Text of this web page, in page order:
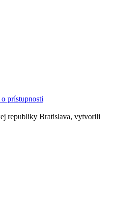
prístupnosti
republiky Bratislava, vytvorili